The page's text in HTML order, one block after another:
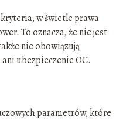
w świetle prawa
To oznacza, że nie jest
nie obowiązują
ubezpieczenie OC.
parametrów, które